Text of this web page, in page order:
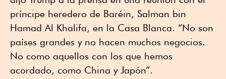
príncipe heredero de Baréin, Salman bin
Hamad Al Khalifa, en la Casa Blanca. “No son
países grandes y no hacen muchos negocios.
No como aquellos con los que hemos
acordado, como China y Japón”.